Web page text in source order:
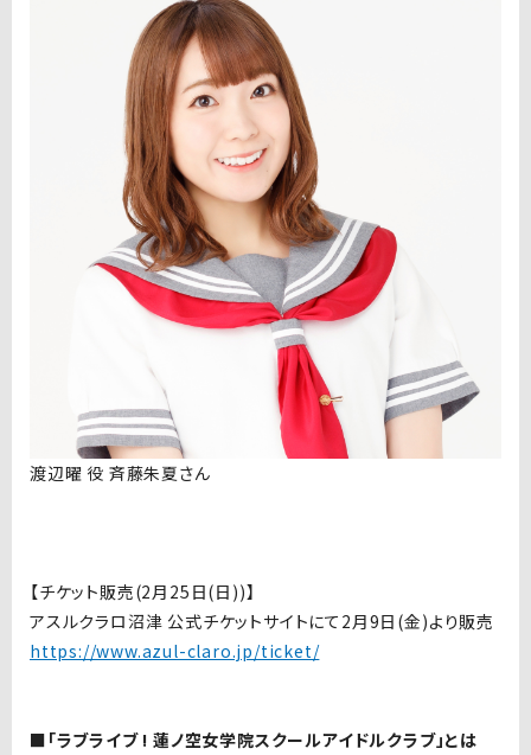
渡辺曜 役 斉藤朱夏さん
【チケット販売(2月25日(日))】
アスルクラロ沼津 公式チケットサイトにて 2月9日 (金)より販売
https://www.azul-claro.jp/ticket/
■「ラブライブ ! 蓮ノ空女学院スクールアイドルクラブ」とは